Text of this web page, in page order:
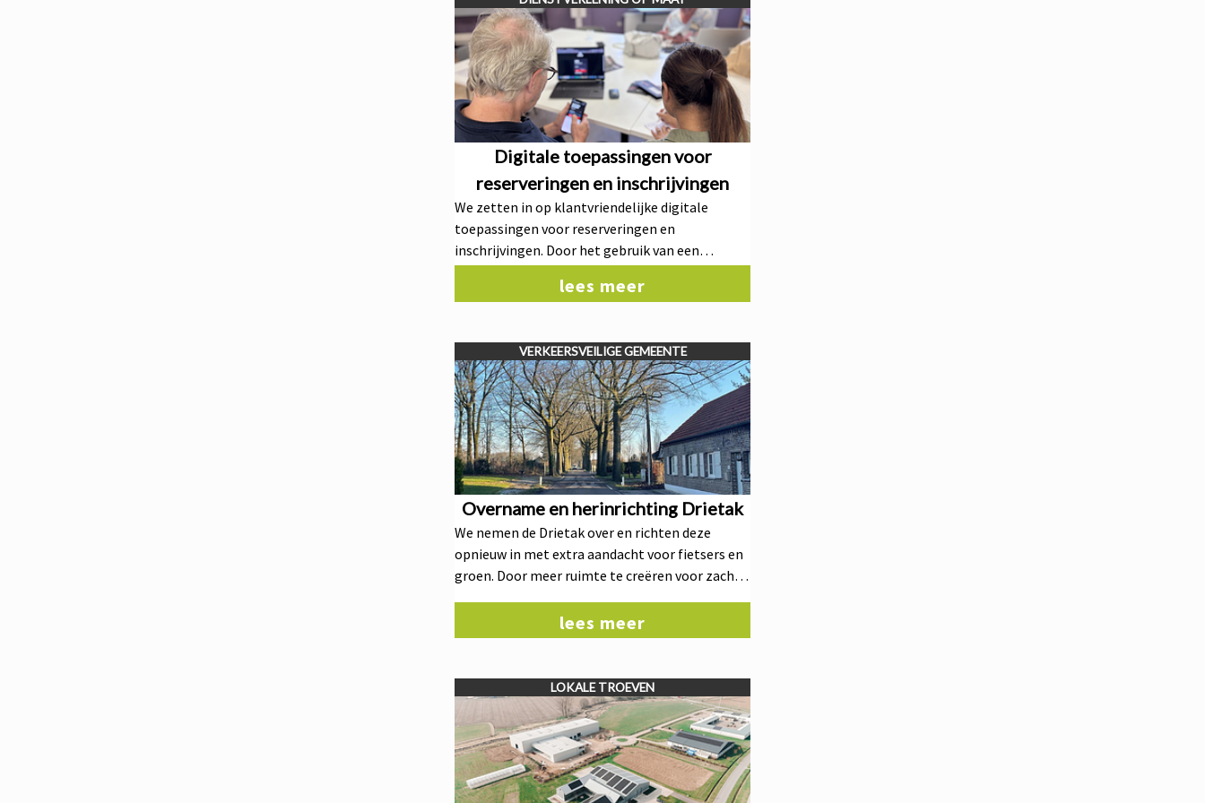
Digitale toepassingen voor
reserveringen en inschrijvingen
We zetten in op klantvriendelijke digitale
toepassingen voor reserveringen en
inschrijvingen. Door het gebruik van een
vrijetijdsinfrastructuur, reserveringen en
voor inwoners en verenigingen.
lees meer
VERKEERSVEILIGE GEMEENTE
Overname en herinrichting Drietak
We nemen de Drietak over en richten deze
opnieuw in met extra aandacht voor fietsers en
groen. Door meer ruimte te creëren voor zachte
veilige en comfortabele verbinding voor
iedereen. Groen speelt hier ook een centrale rol
bestaande bomen en nieuw groen integreren.
lees meer
LOKALE TROEVEN